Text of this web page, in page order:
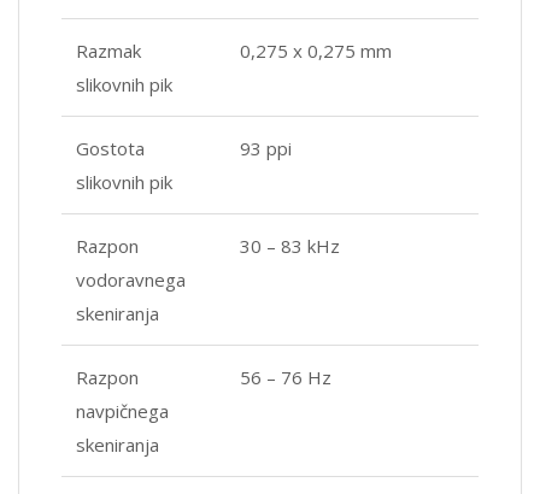
Razmak
slikovnih pik
0,275 x 0,275 mm
Gostota
slikovnih pik
93 ppi
Razpon
vodoravnega
skeniranja
30 – 83 kHz
Razpon
navpičnega
skeniranja
56 – 76 Hz